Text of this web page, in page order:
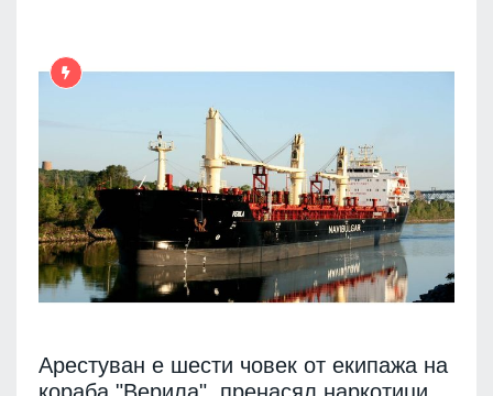
Арестуван е шести човек от екипажа на